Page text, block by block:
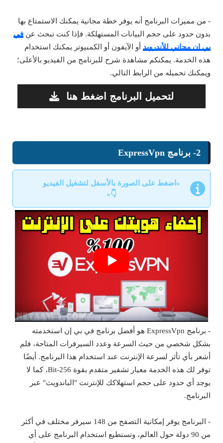
- من مميزات البرنامج أنه يوفر خطة مجانية يمكنك الاستمتاع بها
بدون حدود على حجم البيانات المستهلكة. فإذا كنت تبحث عن في
بي إن مجاني للأندرويد أو الآيفون أو الكمبيوتر يمكنك استخدام
هذه الخدمة. يمكنكم مشاهدة شرح للبرنامج من الفيديو بالأعلى؛
ويمكنك تحميله من الرابط التالي.
لتحميل البرنامج اضغط هنا
2- برنامج ExpressVpn
«اضغط على الصورة بالأسفل لتشغيل الفيديو
👇»
- برنامج ExpressVpn هو أفضل برنامج في بي إن استخدمته
بشكل شخصي من حيث السرعة وعدد السيرفرات المتاحة، فلم
أشعر بأي تأثر لسرعة الإنترنت عند استخدام هذا البرنامج. أيضًا
توفر لك هذه الخدمة معيار تشفير متقدم بقوة 256-Bit، كما لا
يوجد أي حدود على حجم استهلاكك للإنترنت "الباندويث" عبر
البرنامج.
- البرنامج يوفر إمكانية التصفح من 148 سيرفر مختلف في أكثر
من 90 دولة حول العالم، وتستطيع استخدام البرنامج على أي